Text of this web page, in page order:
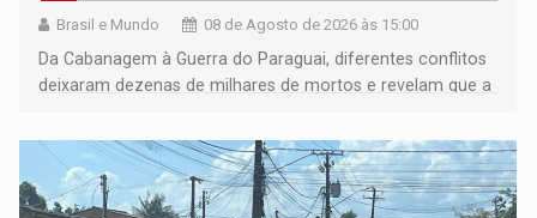
Brasil e Mundo 08 de Agosto de 2026 às 15:00
Da Cabanagem à Guerra do Paraguai, diferentes conflitos
deixaram dezenas de milhares de mortos e revelam que a
territoriais e sociais